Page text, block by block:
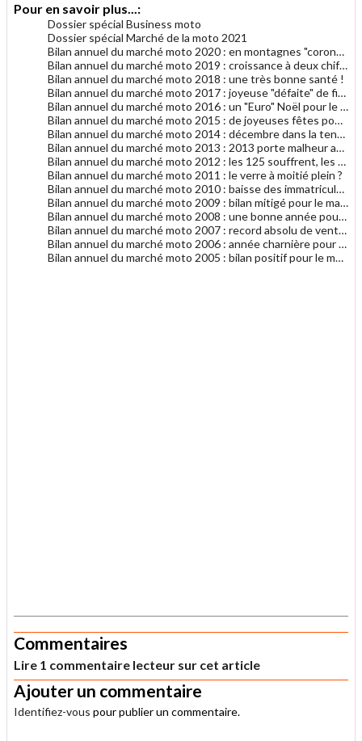
Pour en savoir plus...:
Dossier spécial Business moto
Dossier spécial Marché de la moto 2021
Bilan annuel du marché moto 2020 : en montagnes "coronavi-russes"
Bilan annuel du marché moto 2019 : croissance à deux chiffres
Bilan annuel du marché moto 2018 : une très bonne santé !
Bilan annuel du marché moto 2017 : joyeuse "défaite" de fin d'année
Bilan annuel du marché moto 2016 : un "Euro" Noël pour le marché moto
Bilan annuel du marché moto 2015 : de joyeuses fêtes pour le marché moto
Bilan annuel du marché moto 2014 : décembre dans la tendance générale 2014
Bilan annuel du marché moto 2013 : 2013 porte malheur au marché du motocycle
Bilan annuel du marché moto 2012 : les 125 souffrent, les gros cubes résistent
Bilan annuel du marché moto 2011 : le verre à moitié plein ?
Bilan annuel du marché moto 2010 : baisse des immatriculations en 2010
Bilan annuel du marché moto 2009 : bilan mitigé pour le marché français de la moto
Bilan annuel du marché moto 2008 : une bonne année pour le motocycle en France
Bilan annuel du marché moto 2007 : record absolu de ventes de motocycles en France !
Bilan annuel du marché moto 2006 : année charnière pour les deux-roues en France ?
Bilan annuel du marché moto 2005 : bilan positif pour le marché de la moto
Commentaires
Lire 1 commentaire lecteur sur cet article
Ajouter un commentaire
Identifiez-vous pour publier un commentaire.